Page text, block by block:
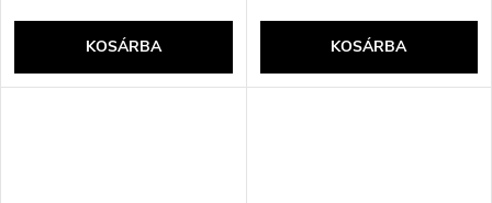
KOSÁRBA KOSÁRBA